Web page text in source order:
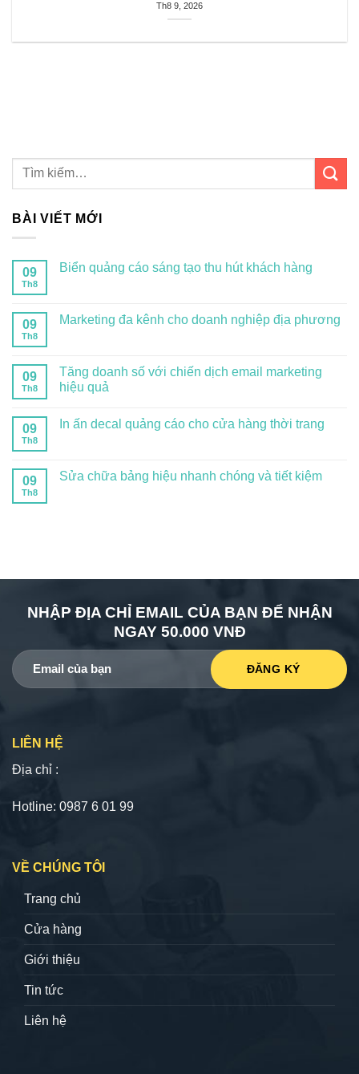
Th8 9, 2026
BÀI VIẾT MỚI
09
Th8
Biển quảng cáo sáng tạo thu hút khách hàng
09
Th8
Marketing đa kênh cho doanh nghiệp địa phương
09
Th8
Tăng doanh số với chiến dịch email marketing
hiệu quả
09
Th8
In ấn decal quảng cáo cho cửa hàng thời trang
09
Th8
Sửa chữa bảng hiệu nhanh chóng và tiết kiệm
NHẬP ĐỊA CHỈ EMAIL CỦA BẠN ĐỂ NHẬN
NGAY 50.000 VNĐ
LIÊN HỆ
Địa chỉ :
Hotline: 0987 6 01 99
VỀ CHÚNG TÔI
Trang chủ
Cửa hàng
Giới thiệu
Tin tức
Liên hệ